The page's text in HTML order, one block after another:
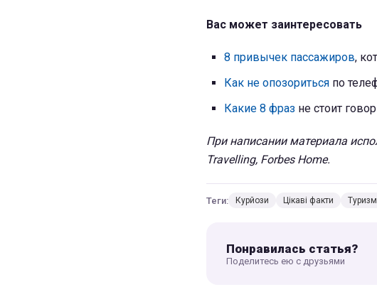
Вас может заинтересовать
8 привычек пассажиров,
Как не опозориться по
Какие 8 фраз не стоит
При написании материала
Travelling, Forbes Home.
Теги: Курйози Цікаві факти Туризм
Понравилась статья?
Поделитесь ею с друзьями